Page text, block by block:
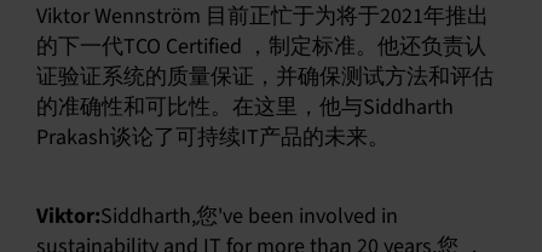
Viktor Wennström 目前正忙于为将于2021年推出
的下一代TCO Certified ，制定标准。他还负责认
证验证系统的质量保证，并确保测试方法和评估
的准确性和可比性。在这里，他与Siddharth
Prakash谈论了可持续IT产品的未来。
Viktor:Siddharth,您've been involved in